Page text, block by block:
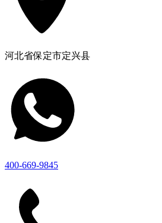
河北省保定市定兴县
400-669-9845